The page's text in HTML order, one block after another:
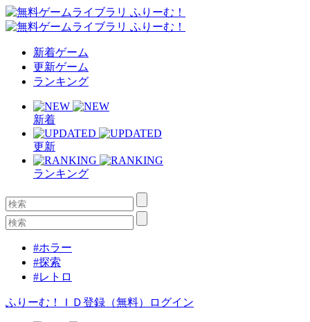
新着ゲーム
更新ゲーム
ランキング
新着
更新
ランキング
#ホラー
#探索
#レトロ
ふりーむ！ＩＤ登録（無料） ログイン